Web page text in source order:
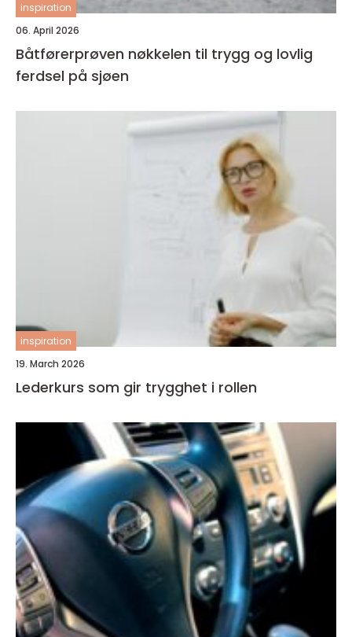
inspiration
06. April 2026
Båtførerprøven nøkkelen til trygg og lovlig
ferdsel på sjøen
inspiration
19. March 2026
Lederkurs som gir trygghet i rollen